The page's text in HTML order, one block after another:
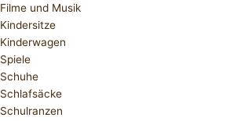
Filme und Musik
Kindersitze
Kinderwagen
Spiele
Schuhe
Schlafsäcke
Schulranzen